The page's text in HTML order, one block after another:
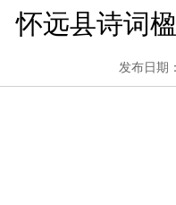
怀远县诗词
发布日期